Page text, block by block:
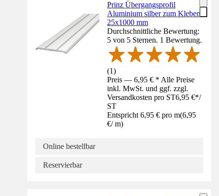
Prinz Übergangsprofil
Aluminium silber zum Kleben
25x1000 mm
Durchschnittliche Bewertung:
5 von 5 Sternen. 1 Bewertung.
(1)
Preis — 6,95 € * Alle Preise
inkl. MwSt. und ggf. zzgl.
Versandkosten pro ST6,95 €*/
ST
Entspricht 6,95 € pro m(6,95
€/ m)
Online bestellbar
Reservierbar